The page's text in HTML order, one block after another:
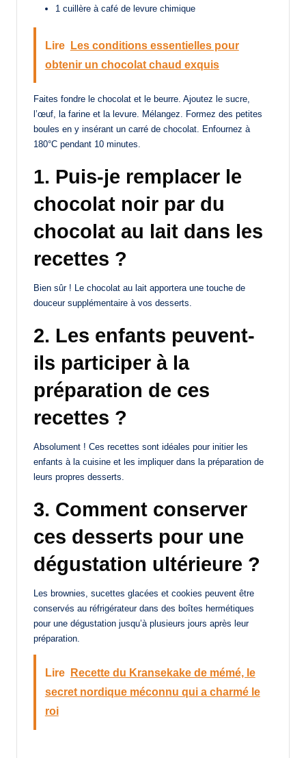
1 cuillère à café de levure chimique
Lire
Les conditions essentielles pour
obtenir un chocolat chaud exquis
Faites fondre le chocolat et le beurre. Ajoutez le sucre,
l’œuf, la farine et la levure. Mélangez. Formez des petites
boules en y insérant un carré de chocolat. Enfournez à
180°C pendant 10 minutes.
1. Puis-je remplacer le
chocolat noir par du
chocolat au lait dans les
recettes ?
Bien sûr ! Le chocolat au lait apportera une touche de
douceur supplémentaire à vos desserts.
2. Les enfants peuvent-
ils participer à la
préparation de ces
recettes ?
Absolument ! Ces recettes sont idéales pour initier les
enfants à la cuisine et les impliquer dans la préparation de
leurs propres desserts.
3. Comment conserver
ces desserts pour une
dégustation ultérieure ?
Les brownies, sucettes glacées et cookies peuvent être
conservés au réfrigérateur dans des boîtes hermétiques
pour une dégustation jusqu’à plusieurs jours après leur
préparation.
Lire
Recette du Kransekake de mémé, le
secret nordique méconnu qui a charmé le
roi